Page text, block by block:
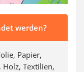
werden?
Papier,
Textilien,